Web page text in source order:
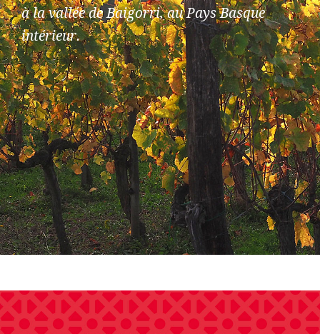
à la vallée de Baigorri, au Pays Basque
intérieur.